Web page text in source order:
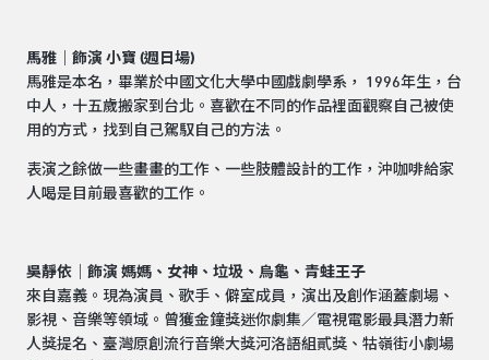
馬雅｜飾演 小寶 (週日場)
馬雅是本名，畢業於中國文化大學中國戲劇學系， 1996年生，台
中人，十五歲搬家到台北。喜歡在不同的作品裡面觀察自己被使
用的方式，找到自己駕馭自己的方法。
表演之餘做一些畫畫的工作、一些肢體設計的工作，沖咖啡給家
人喝是目前最喜歡的工作。
吳靜依｜飾演 媽媽、女神、垃圾、烏龜、青蛙王子
來自嘉義。現為演員、歌手、僻室成員，演出及創作涵蓋劇場、
影視、音樂等領域。曾獲金鐘獎迷你劇集／電視電影最具潛力新
人獎提名、臺灣原創流行音樂大獎河洛語組貳獎、牯嶺街小劇場